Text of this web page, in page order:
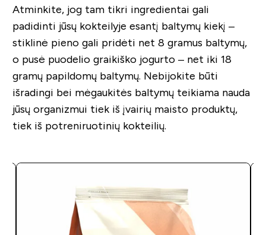
Atminkite, jog tam tikri ingredientai gali
padidinti jūsų kokteilyje esantį baltymų kiekį –
stiklinė pieno gali pridėti net 8 gramus baltymų,
o pusė puodelio graikiško jogurto – net iki 18
gramų papildomų baltymų. Nebijokite būti
išradingi bei mėgaukitės baltymų teikiama nauda
jūsų organizmui tiek iš įvairių maisto produktų,
tiek iš potreniruotinių kokteilių.